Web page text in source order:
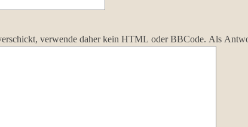
verwende daher kein HTML oder BBCode. Als